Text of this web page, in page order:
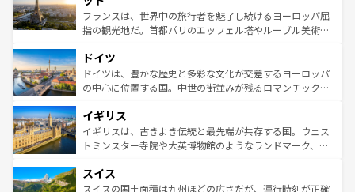
しい。
る。首都マドリードの洗練された雰囲気や、バルセロナの
アートに溢れた街角から、地方では古代ローマ遺跡や中世
せる。地方によって風土や気候が異なるスペインはその個
性で訪れる人を魅了する。 なお、新着のスペイン情報は コ
ンテンツ一覧を参照してほしい。
フランスは、世界中の旅行者を魅了し続けるヨーロッパ屈
指の観光地だ。首都パリのエッフェル塔やルーブル美術館
で、幅広い魅力が詰まっている。華麗な宮殿、歴史的な大
聖堂、美しいビーチ、そして豊かな自然が、訪れる者を心
から魅了する。また、フランスは美食の国としても知ら
いる。シャンパンの発祥地であるランス、プロヴァンスの
香り高いラベンダー畑など、多彩な楽しみ方が可能だ。さ
らに、パリ以外の地域にも魅力が溢れており、どの街角に
れる地方に足を運ぶとそれぞれで全く異なる文化を体験で
きるだろう。 なお、新着のフランス情報はコンテンツ一覧
ドイツ
ドイツは、豊かな歴史と多彩な文化が交差するヨーロッパ
の中心に位置する国。中世の街並みが残るロマンチック街
顔を持つこの国は、どこを歩いても飽きることがない。ベ
ルリンの文化的活気、バイエルン州のアルプスの絶景、そ
してライン川沿いのワイン畑といった風景は必見。ビール
は、お酒好きな人にはぜひ体験してほしい。 なお、新着の
ドイツ情報はコンテンツ一覧を参照してほしい。
イギリス
イギリスは、古きよき伝統と最先端が共存する国。ウェス
トミンスター寺院や大英博物館のようなランドマーク、歴
リアごとに異なる魅力がある。また、優雅なアフタヌーン
ティー、ビール好きにはたまらない英国パブ、サッカー観
スイス
スイスの国土面積は九州ほどの広さだが、運行時刻が正確